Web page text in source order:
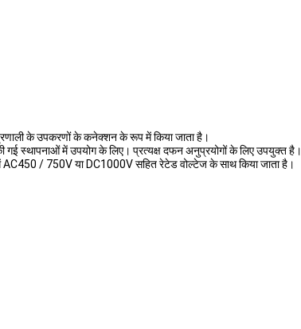
के उपकरणों के कनेक्शन के रूप में किया जाता है।
स्थापनाओं में उपयोग के लिए। प्रत्यक्ष दफन अनुप्रयोगों के लिए उपयुक्त है।
AC450 / 750V या DC1000V सहित रेटेड वोल्टेज के साथ किया जाता है।